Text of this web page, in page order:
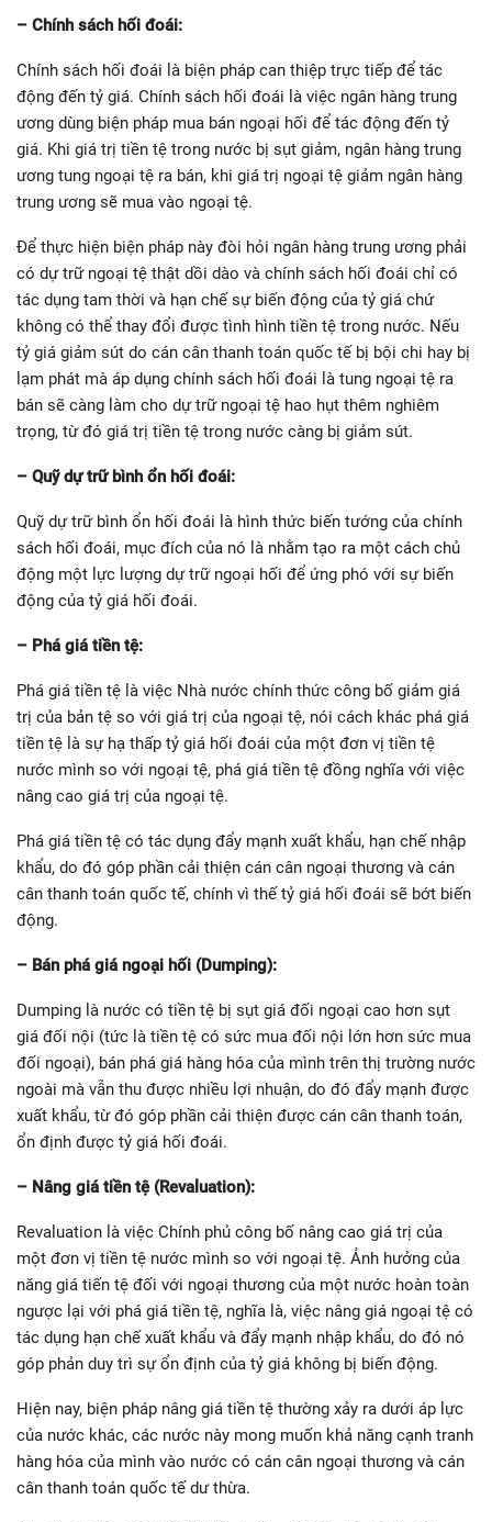
– Chính sách hối đoái:
Chính sách hối đoái là biện pháp can thiệp trực tiếp để tác
động đến tỷ giá. Chính sách hối đoái là việc ngân hàng trung
ương dùng biện pháp mua bán ngoại hối để tác động đến tỷ
giá. Khi giá trị tiền tệ trong nước bị sụt giảm, ngân hàng trung
ương tung ngoại tệ ra bán, khi giá trị ngoại tệ giảm ngân hàng
trung ương sẽ mua vào ngoại tệ.
Để thực hiện biện pháp này đòi hỏi ngân hàng trung ương phải
có dự trữ ngoại tệ thật dồi dào và chính sách hối đoái chỉ có
tác dụng tam thời và hạn chế sự biến động của tỷ giá chứ
không có thể thay đổi được tình hình tiền tệ trong nước. Nếu
tỷ giá giảm sút do cán cân thanh toán quốc tế bị bội chi hay bị
lạm phát mà áp dụng chính sách hối đoái là tung ngoại tệ ra
bán sẽ càng làm cho dự trữ ngoại tệ hao hụt thêm nghiêm
trọng, từ đó giá trị tiền tệ trong nước càng bị giảm sút.
– Quỹ dự trữ bình ổn hối đoái:
Quỹ dự trữ bình ổn hối đoái là hình thức biến tướng của chính
sách hối đoái, mục đích của nó là nhằm tạo ra một cách chủ
động một lực lượng dự trữ ngoại hối để ứng phó với sự biến
động của tỷ giá hối đoái.
– Phá giá tiền tệ:
Phá giá tiền tệ là việc Nhà nước chính thức công bố giảm giá
trị của bản tệ so với giá trị của ngoại tệ, nói cách khác phá giá
tiền tệ là sự hạ thấp tỷ giá hối đoái của một đơn vị tiền tệ
nước mình so với ngoại tệ, phá giá tiền tệ đồng nghĩa với việc
nâng cao giá trị của ngoại tệ.
Phá giá tiền tệ có tác dụng đẩy mạnh xuất khẩu, hạn chế nhập
khẩu, do đó góp phần cải thiện cán cân ngoại thương và cán
cân thanh toán quốc tế, chính vì thế tỷ giá hối đoái sẽ bớt biến
động.
– Bán phá giá ngoại hối (Dumping):
Dumping là nước có tiền tệ bị sụt giá đối ngoại cao hơn sụt
giá đối nội (tức là tiền tệ có sức mua đối nội lớn hơn sức mua
đối ngoại), bán phá giá hàng hóa của mình trên thị trường nước
ngoài mà vẫn thu được nhiều lợi nhuận, do đó đẩy mạnh được
xuất khẩu, từ đó góp phần cải thiện được cán cân thanh toán,
ổn định được tỷ giá hối đoái.
– Nâng giá tiền tệ (Revaluation):
Revaluation là việc Chính phủ công bố nâng cao giá trị của
một đơn vị tiền tệ nước mình so với ngoại tệ. Ảnh hưởng của
năng giá tiến tệ đối với ngoại thương của một nước hoàn toàn
ngược lại với phá giá tiền tệ, nghĩa là, việc nâng giá ngoại tệ có
tác dụng hạn chế xuất khẩu và đẩy mạnh nhập khẩu, do đó nó
góp phản duy trì sự ổn định của tỷ giá không bị biến động.
Hiện nay, biện pháp nâng giá tiền tệ thường xảy ra dưới áp lực
của nước khác, các nước này mong muốn khả năng cạnh tranh
hàng hóa của mình vào nước có cán cân ngoại thương và cán
cân thanh toán quốc tế dư thừa.